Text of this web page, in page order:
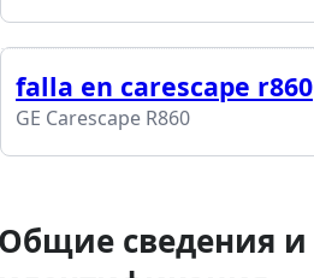
falla en carescape r860
GE Carescape R860
сведения и